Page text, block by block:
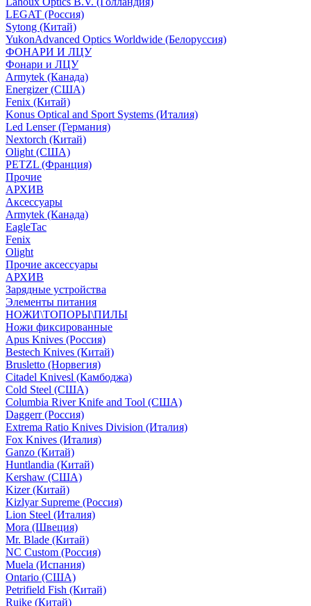
LEGAT (Россия)
Sytong (Китай)
YukonAdvanced Optics Worldwide (Белоруссия)
ФОНАРИ И ЛЦУ
Фонари и ЛЦУ
Armytek (Канада)
Energizer (США)
Fenix (Китай)
Konus Optical and Sport Systems (Италия)
Led Lenser (Германия)
Nextorch (Китай)
Olight (США)
PETZL (Франция)
Прочие
АРХИВ
Аксессуары
Armytek (Канада)
EagleTac
Fenix
Olight
Прочие аксессуары
АРХИВ
Зарядные устройства
Элементы питания
НОЖИ\ТОПОРЫ\ПИЛЫ
Ножи фиксированные
Apus Knives (Россия)
Bestech Knives (Китай)
Brusletto (Норвегия)
Citadel Knivesl (Камбоджа)
Cold Steel (США)
Columbia River Knife and Tool (США)
Daggerr (Россия)
Extrema Ratio Knives Division (Италия)
Fox Knives (Италия)
Ganzo (Китай)
Huntlandia (Китай)
Kershaw (США)
Kizer (Китай)
Kizlyar Supreme (Россия)
Lion Steel (Италия)
Mora (Швеция)
Mr. Blade (Китай)
NC Custom (Россия)
Muela (Испания)
Ontario (США)
Petrifield Fish (Китай)
Ruike (Китай)